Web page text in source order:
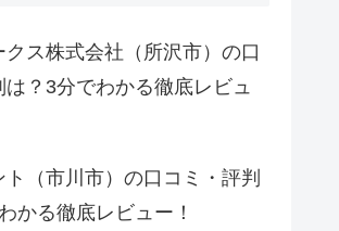
クス株式会社（所沢市）の口
は？3分でわかる徹底レビュ
ト（市川市）の口コミ・評判
かる徹底レビュー！